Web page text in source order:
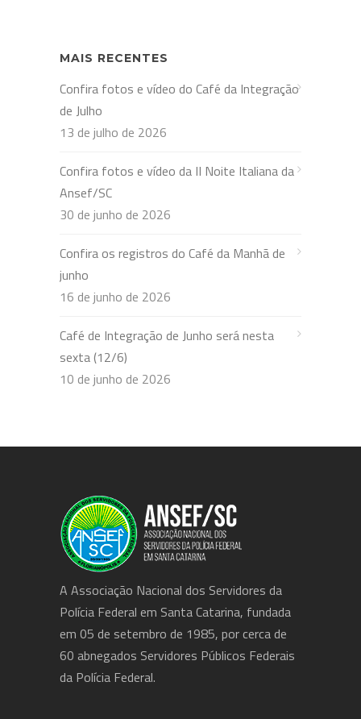
MAIS RECENTES
Confira fotos e vídeo do Café da Integração
de Julho
13 de julho de 2026
Confira fotos e vídeo da II Noite Italiana da
Ansef/SC
30 de junho de 2026
Confira os registros do Café da Manhã de
junho
16 de junho de 2026
Café de Integração de Junho será nesta
sexta (12/6)
10 de junho de 2026
A Associação Nacional dos Servidores da
Polícia Federal em Santa Catarina, fundada
em 05 de setembro de 1985, por cerca de
60 abnegados Servidores Públicos Federais
da Polícia Federal.